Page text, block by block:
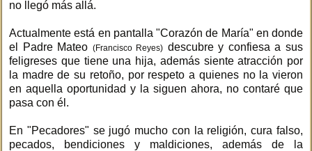
no llegó más allá.
Actualmente está en pantalla "Corazón de María" en donde
el Padre Mateo (Francisco Reyes) descubre y confiesa a sus
feligreses que tiene una hija, además siente atracción por
la madre de su retoño, por respeto a quienes no la vieron
en aquella oportunidad y la siguen ahora, no contaré que
pasa con él.
En "Pecadores" se jugó mucho con la religión, cura falso,
pecados, bendiciones y maldiciones, además de la